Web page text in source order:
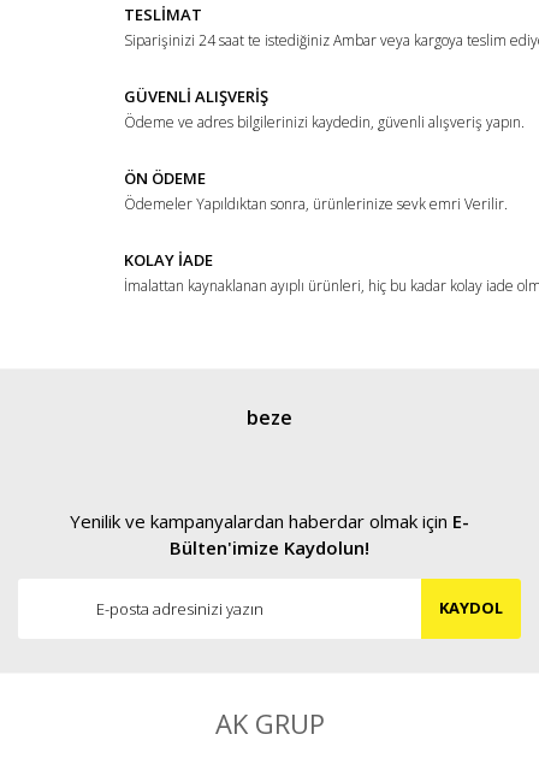
Ürün açıklamasında eksik bilgiler bulunuyor.
Ürün fiyatı diğer sitelerden daha pahalı.
Bu ürüne benzer farklı alternatifler olmalı.
Gönder
TESLİMAT
Siparişinizi 24 saat te istediğiniz Ambar veya kargoya teslim
GÜVENLİ ALIŞVERİŞ
Ödeme ve adres bilgilerinizi kaydedin, güvenli alışveriş yapın.
ÖN ÖDEME
Ödemeler Yapıldıktan sonra, ürünlerinize sevk emri Verilir.
KOLAY İADE
İmalattan kaynaklanan ayıplı ürünleri, hiç bu kadar kolay iade
beze
Yenilik ve kampanyalardan haberdar olmak için E-
Bülten'imize Kaydolun!
KAYDOL
AK GRUP